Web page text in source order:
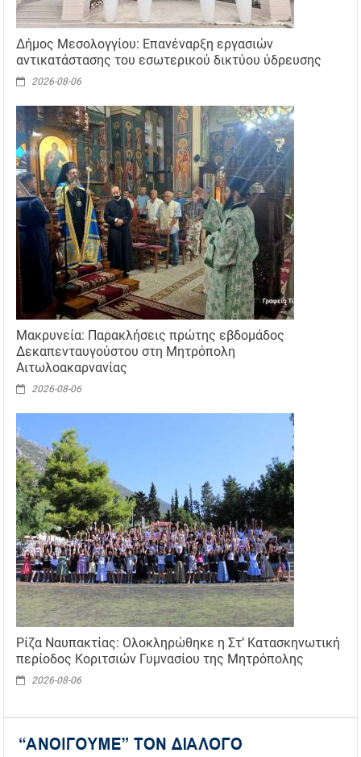
Δήμος Μεσολογγίου: Επανέναρξη εργασιών
αντικατάστασης του εσωτερικού δικτύου ύδρευσης
2026-08-06
Μακρυνεία: Παρακλήσεις πρώτης εβδομάδος
Δεκαπενταυγούστου στη Μητρόπολη
Αιτωλοακαρνανίας
2026-08-06
Ρίζα Ναυπακτίας: Ολοκληρώθηκε η Στ’ Κατασκηνωτική
περίοδος Κοριτσιών Γυμνασίου της Μητρόπολης
2026-08-06